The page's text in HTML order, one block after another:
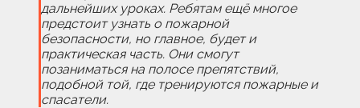
дальнейших уроках. Ребятам ещё многое
предстоит узнать о пожарной
безопасности, но главное, будет и
практическая часть. Они смогут
позаниматься на полосе препятствий,
подобной той, где тренируются пожарные и
спасатели.